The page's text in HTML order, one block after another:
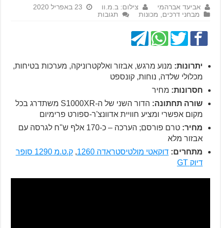
אביעד אברהמי צילום: ב.מ.וו
23 באפריל 2020
מבחני דרכים
מכונות תגובות
יתרונות: מנוע מרגש, אבזור ואלקטרוניקה, מערכות בטיחות,
מכלולי שלדה, נוחות, קונספט
חסרונות: מחיר
שורה תחתונה:
הדור השני של ה-S1000XR משתדרג בכל
מקום אפשרי ומציע חוויית אדוונצ'ר-ספורט פרימיום
מחיר:
טרם פורסם; הערכה – כ-170 אלף ש"ח לגרסה עם
אבזור מלא
מתחרים: דוקאטי מולטיסטראדה 1260 ,
ק.ט.מ 1290 סופר
דיוק GT